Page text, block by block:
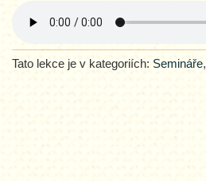
Tato lekce je v kategoriích: Semináře,